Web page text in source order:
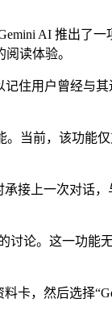
AI 推出了
读体验。
用户曾经与
当前，该功能
上一次对话
论。这一功能
，然后选择